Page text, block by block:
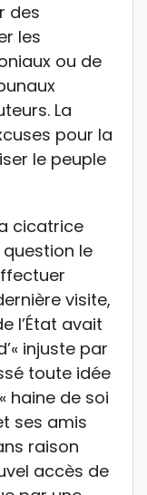
des
les
ou de
La
pour la
le peuple
cicatrice
le
visite,
l’État avait
injuste par
toute idée
haine de soi
ses amis
raison
accès de